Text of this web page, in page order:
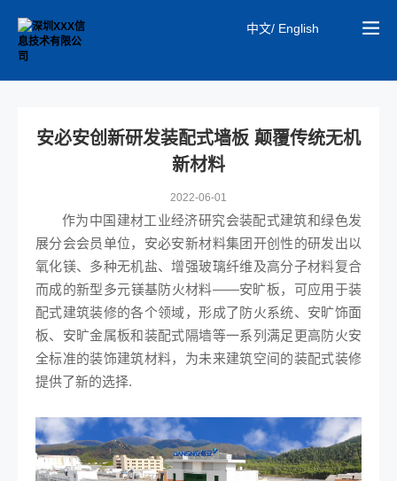
中文/ English
安必安创新研发装配式墙板 颠覆传统无机
新材料
2022-06-01
作为中国建材工业经济研究会装配式建筑和绿色发
展分会会员单位，安必安新材料集团开创性的研发出以
氧化镁、多种无机盐、增强玻璃纤维及高分子材料复合
而成的新型多元镁基防火材料——安旷板，可应用于装
配式建筑装修的各个领域，形成了防火系统、安旷饰面
板、安旷金属板和装配式隔墙等一系列满足更高防火安
全标准的装饰建筑材料，为未来建筑空间的装配式装修
提供了新的选择.